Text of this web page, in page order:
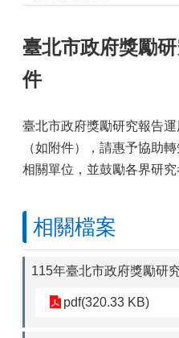
臺北市政府獎勵
件
臺北市政府獎勵研究報告
（如附件），請惠予協助
相關單位，並鼓勵各界研究
相關檔案
115年臺北市政府獎勵研
pdf(320.33 KB)